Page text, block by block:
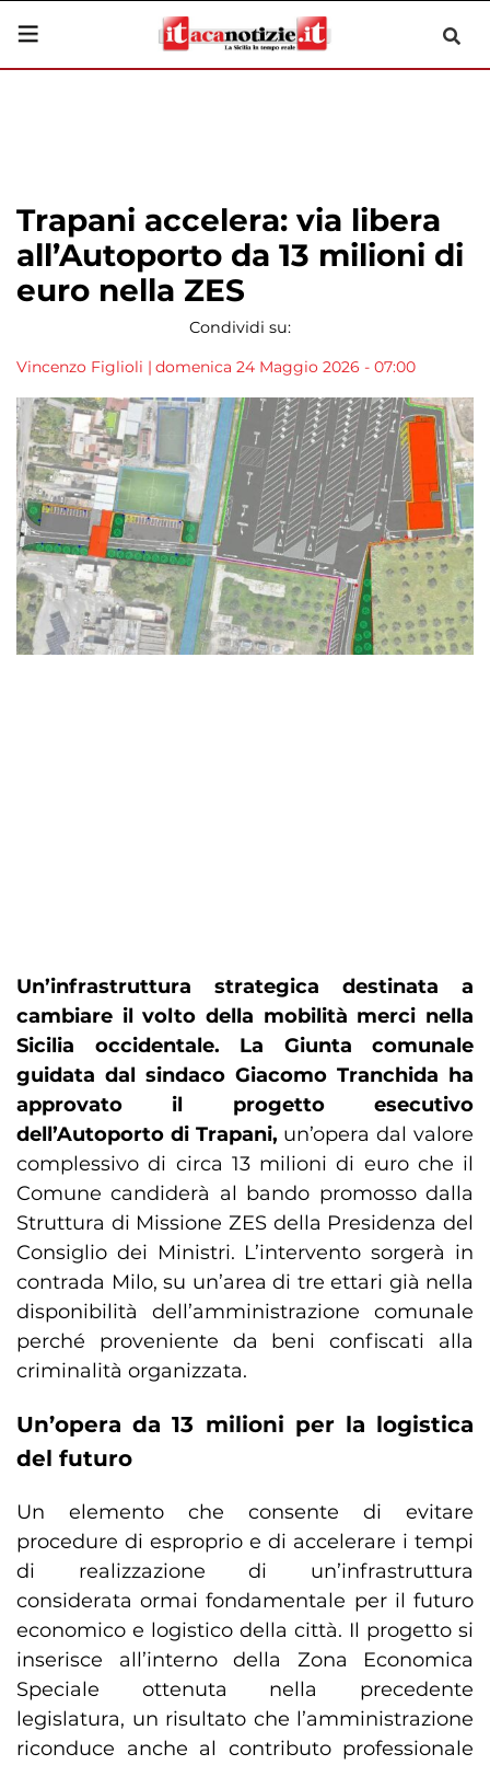
Trapani accelera: via libera
all’Autoporto da 13 milioni di
euro nella ZES
Condividi su:
Vincenzo Figlioli | domenica 24 Maggio 2026 - 07:00
Un’infrastruttura strategica destinata a
cambiare il volto della mobilità merci nella
Sicilia occidentale. La Giunta comunale
guidata dal sindaco Giacomo Tranchida ha
approvato il progetto esecutivo
dell’Autoporto di Trapani, un’opera dal valore
complessivo di circa 13 milioni di euro che il
Comune candiderà al bando promosso dalla
Struttura di Missione ZES della Presidenza del
Consiglio dei Ministri. L’intervento sorgerà in
contrada Milo, su un’area di tre ettari già nella
disponibilità dell’amministrazione comunale
perché proveniente da beni confiscati alla
criminalità organizzata.
Un’opera da 13 milioni per la logistica
del futuro
Un elemento che consente di evitare
procedure di esproprio e di accelerare i tempi
di realizzazione di un’infrastruttura
considerata ormai fondamentale per il futuro
economico e logistico della città. Il progetto si
inserisce all’interno della Zona Economica
Speciale ottenuta nella precedente
legislatura, un risultato che l’amministrazione
riconduce anche al contributo professionale